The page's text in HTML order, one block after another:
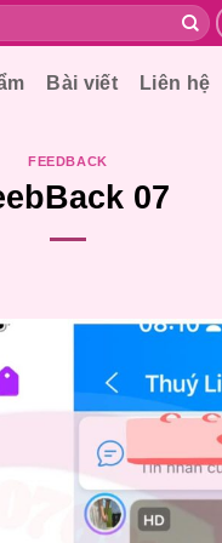
Bài viết Liên hệ
FEEDBACK
07